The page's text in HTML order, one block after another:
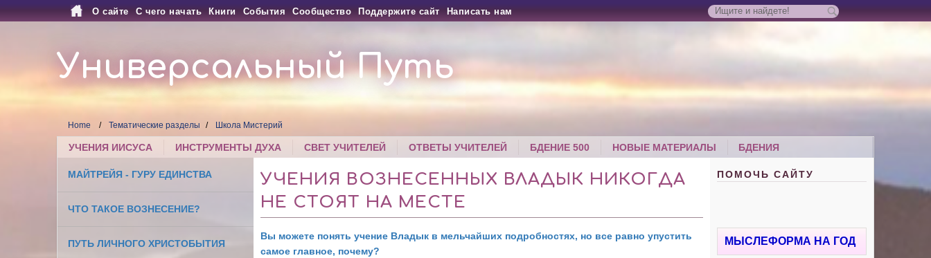
О сайте С чего начать Книги События Сообщество Поддержите сайт Написать нам
Универсальный Путь
Home Тематические разделы Школа Мистерий
УЧЕНИЯ ИИСУСА ИНСТРУМЕНТЫ ДУХА СВЕТ УЧИТЕЛЕЙ ОТВЕТЫ УЧИТЕЛЕЙ БДЕНИЕ 500 НОВЫЕ МАТЕРИАЛЫ БДЕНИЯ
МАЙТРЕЙЯ - ГУРУ ЕДИНСТВА
ЧТО ТАКОЕ ВОЗНЕСЕНИЕ?
ПУТЬ ЛИЧНОГО ХРИСТОБЫТИЯ
УЧЕНИЯ ВОЗНЕСЕННЫХ ВЛАДЫК НИКОГДА
НЕ СТОЯТ НА МЕСТЕ
Вы можете понять учение Владык в мельчайших подробностях, но все равно упустить
самое главное, почему?
ПОМОЧЬ САЙТУ
МЫСЛЕФОРМА НА ГОД